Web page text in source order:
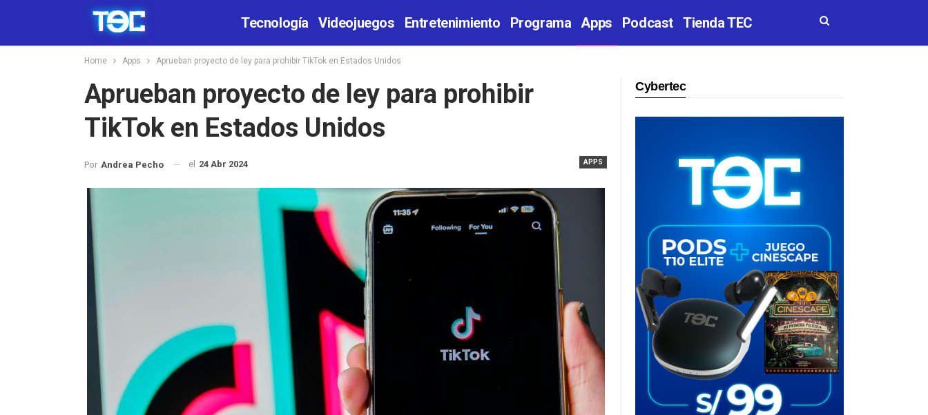
Tecnología Videojuegos Entretenimiento Programa Apps Podcast Tienda TEC
Home Apps Aprueban proyecto de ley para prohibir TikTok en Estados Unidos
Aprueban proyecto de ley para prohibir
TikTok en Estados Unidos
APPS
Por Andrea Pecho el 24 Abr 2024
Cybertec